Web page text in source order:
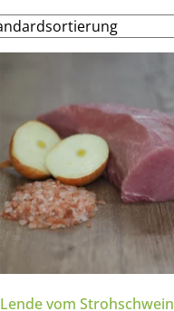
Lende vom Strohschwein